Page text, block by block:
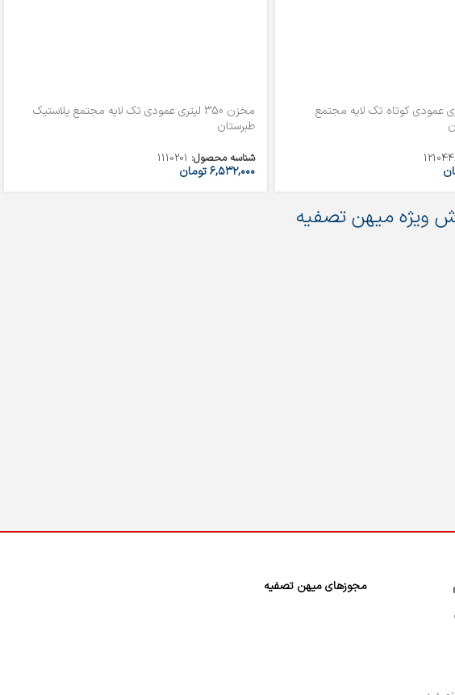
3000 لیتری عمودی کوتاه تک لایه مجتمع
مخزن 350 لیتری عمودی تک لایه مجتمع پلاستیک
طبرستان
شناسه محصول: 1110201
۶,۵۳۲,۰۰۰تومان
ویژه میهن تصفیه
مجوزهای میهن تصفیه